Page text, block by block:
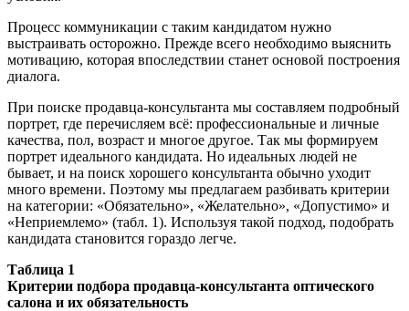
Процесс коммуникации с таким кандидатом нужно
выстраивать осторожно. Прежде всего необходимо выяснить
мотивацию, которая впоследствии станет основой построения
диалога.
При поиске продавца-консультанта мы составляем подробный
портрет, где перечисляем всё: профессиональные и личные
качества, пол, возраст и многое другое. Так мы формируем
портрет идеального кандидата. Но идеальных людей не
бывает, и на поиск хорошего консультанта обычно уходит
много времени. Поэтому мы предлагаем разбивать критерии
на категории: «Обязательно», «Желательно», «Допустимо» и
«Неприемлемо» (табл. 1). Используя такой подход, подобрать
кандидата становится гораздо легче.
Таблица 1
Критерии подбора продавца-консультанта оптического
салона и их обязательность